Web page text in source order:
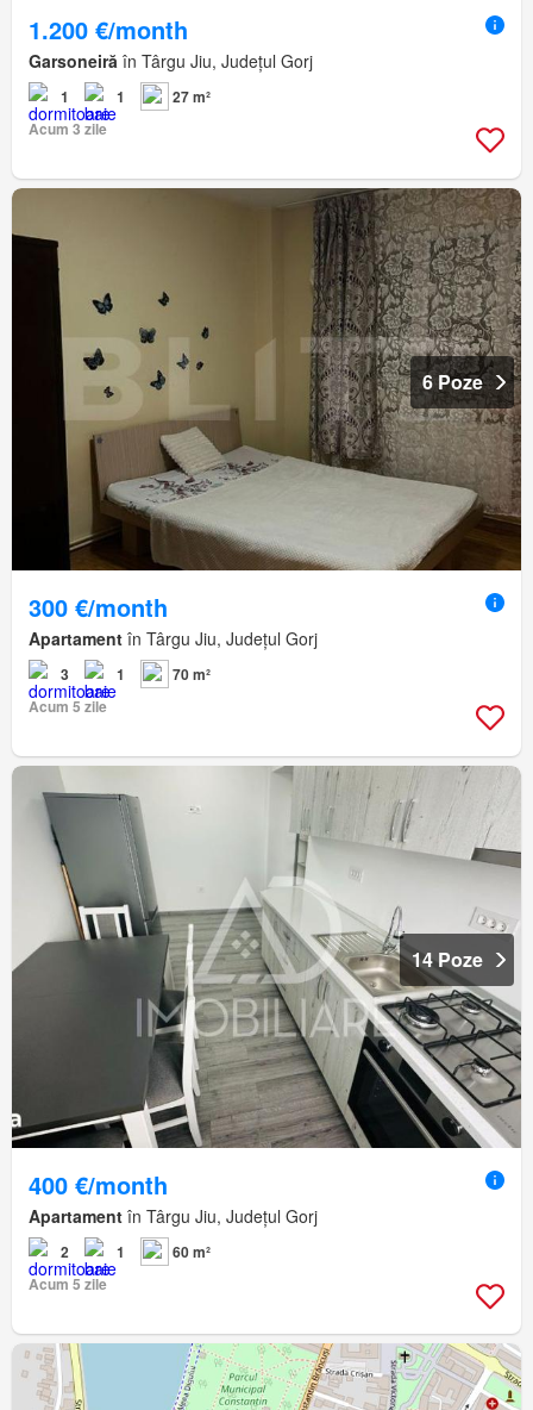
1.200 €/month
Garsoneiră în Târgu Jiu, Județul Gorj
1 1
27 m²
Acum 3 zile
6 Poze
300 €/month
Apartament în Târgu Jiu, Județul Gorj
3 1
70 m²
Acum 5 zile
14 Poze
400 €/month
Apartament în Târgu Jiu, Județul Gorj
2 1
60 m²
Acum 5 zile